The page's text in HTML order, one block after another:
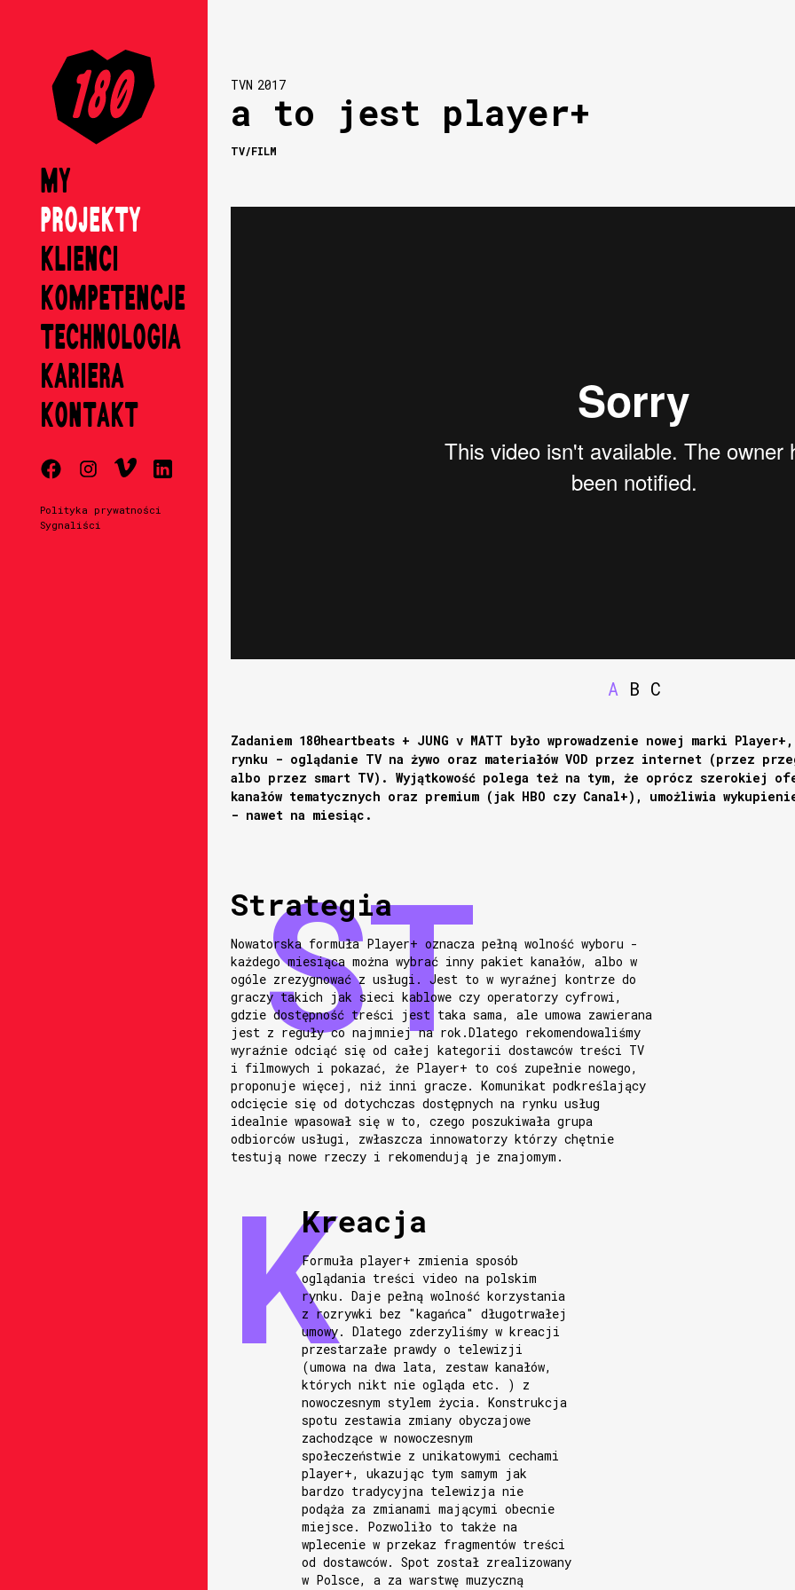
MY
PROJEKTY
KLIENCI
KOMPETENCJE
TECHNOLOGIA
KARIERA
KONTAKT
Polityka prywatności
Sygnaliści
TVN 2017
a to jest player+
TV/FILM
A B C
Zadaniem 180heartbeats + JUNG v MATT było wprowadzenie nowej marki
rynku - oglądanie TV na żywo oraz materiałów VOD przez internet (przez
albo przez smart TV). Wyjątkowość polega też na tym, że oprócz szerokiej
kanałów tematycznych oraz premium (jak HBO czy Canal+), umożliwia
- nawet na miesiąc.
Strategia
Nowatorska formuła Player+ oznacza pełną wolność wyboru -
każdego miesiąca można wybrać inny pakiet kanałów, albo w
ogóle zrezygnować z usługi. Jest to w wyraźnej kontrze do
graczy takich jak sieci kablowe czy operatorzy cyfrowi,
gdzie dostępność treści jest taka sama, ale umowa zawierana
jest z reguły co najmniej na rok.Dlatego rekomendowaliśmy
wyraźnie odciąć się od całej kategorii dostawców treści TV
i filmowych i pokazać, że Player+ to coś zupełnie nowego,
proponuje więcej, niż inni gracze. Komunikat podkreślający
odcięcie się od dotychczas dostępnych na rynku usług
idealnie wpasował się w to, czego poszukiwała grupa
odbiorców usługi, zwłaszcza innowatorzy którzy chętnie
testują nowe rzeczy i rekomendują je znajomym.
Kreacja
Formuła player+ zmienia sposób
oglądania treści video na polskim
rynku. Daje pełną wolność korzystania
z rozrywki bez "kagańca" długotrwałej
umowy. Dlatego zderzyliśmy w kreacji
przestarzałe prawdy o telewizji
(umowa na dwa lata, zestaw kanałów,
których nikt nie ogląda etc. ) z
nowoczesnym stylem życia. Konstrukcja
spotu zestawia zmiany obyczajowe
zachodzące w nowoczesnym
społeczeństwie z unikatowymi cechami
player+, ukazując tym samym jak
bardzo tradycyjna telewizja nie
podąża za zmianami mającymi obecnie
miejsce. Pozwoliło to także na
wplecenie w przekaz fragmentów treści
od dostawców. Spot został zrealizowany
w Polsce, a za warstwę muzyczną